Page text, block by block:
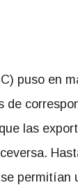
puso en
de
las
permitían